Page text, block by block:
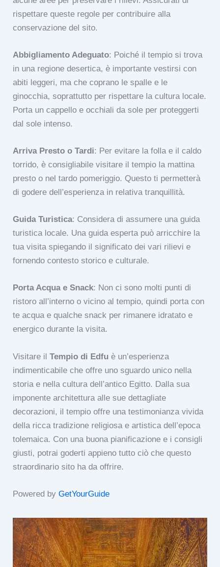
rispettare queste regole per contribuire alla
conservazione del sito.
Abbigliamento Adeguato: Poiché il tempio si trova
in una regione desertica, è importante vestirsi con
abiti leggeri, ma che coprano le spalle e le
ginocchia, soprattutto per rispettare la cultura locale.
Porta un cappello e occhiali da sole per proteggerti
dal sole intenso.
Arriva Presto o Tardi: Per evitare la folla e il caldo
torrido, è consigliabile visitare il tempio la mattina
presto o nel tardo pomeriggio. Questo ti permetterà
di godere dell’esperienza in relativa tranquillità.
Guida Turistica: Considera di assumere una guida
turistica locale. Una guida esperta può arricchire la
tua visita spiegando il significato dei vari rilievi e
fornendo contesto storico e culturale.
Porta Acqua e Snack: Non ci sono molti punti di
ristoro all’interno o vicino al tempio, quindi porta con
te acqua e qualche snack per rimanere idratato e
energico durante la visita.
Visitare ilTempio di Edfu è un’esperienza
indimenticabile che offre uno sguardo unico nella
storia e nella cultura dell’antico Egitto. Dalla sua
imponente architettura alle sue dettagliate
decorazioni, il tempio offre una testimonianza vivida
della ricca tradizione religiosa e artistica dell’epoca
tolemaica. Con una buona pianificazione e i consigli
giusti, potrai goderti appieno tutto ciò che questo
straordinario sito ha da offrire.
Powered byGetYourGuide